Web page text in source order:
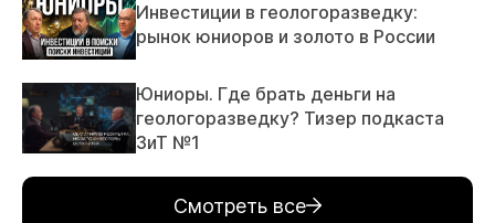
Инвестиции в геологоразведку:
рынок юниоров и золото в России
Юниоры. Где брать деньги на
геологоразведку? Тизер подкаста
ЗиТ №1
Смотреть все